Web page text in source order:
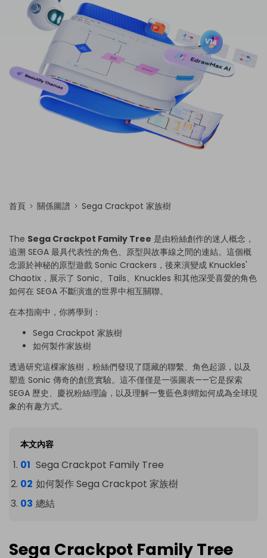
首頁 關係圖譜 Sega Crackpot 家族樹
The Sega Crackpot Family Tree 是由粉絲創作的迷人概念，
追溯 SEGA 最具代表性的角色、原型與故事線之間的連結。這個概
念源於神秘的原型遊戲 Sonic Crackers，後來演變成 Knuckles'
Chaotix，展示了 Sonic、Tails、Knuckles 和其他深受喜愛的角色
如何在 SEGA 不斷演進的世界中相互關聯。
在本指南中，你將學到：
Sega Crackpot 家族樹
如何製作家族樹
透過研究這棵家族樹，粉絲們發現了隱藏的聯繫、角色起源，以及
塑造 Sonic 傳奇的創意實驗。這不僅僅是一張圖表——它是探索
SEGA 歷史、慶祝粉絲理論，以及理解一隻藍色刺蝟如何成為全球現
象的有趣方式。
本文內容
Sega Crackpot Family Tree
如何製作 Sega Crackpot 家族樹
總結
Sega Crackpot Family Tree